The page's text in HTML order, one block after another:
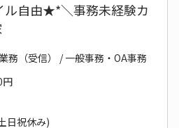
ル自由★*＼事務未経験カ
務（受信） / 一般事務・OA事務
円
日祝休み)